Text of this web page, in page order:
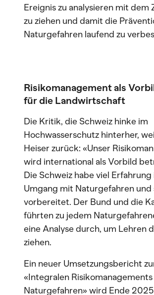
Ereignis zu analysieren mit dem
zu ziehen und damit die
Naturgefahren laufend zu
Risikomanagement als
für die Landwirtschaft
Die Kritik, die Schweiz hinke im
Hochwasserschutz hinterher,
Heiser zurück: «Unser
wird international als Vorbild
Die Schweiz habe viel Erfahrung
Umgang mit Naturgefahren und
vorbereitet. Der Bund und die
führten zu jedem
eine Analyse durch, um Lehren
ziehen.
Ein neuer Umsetzungsbericht
«Integralen
Naturgefahren» wird Ende